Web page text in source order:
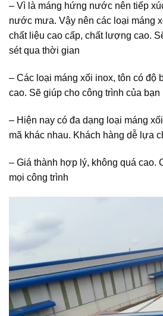
– Vì là máng hứng nước nên tiếp
nước mưa. Vậy nên các loại máng
chất liệu cao cấp, chất lượng cao.
sét qua thời gian
– Các loại máng xối inox, tôn có độ
cao. Sẽ giúp cho công trình của
– Hiện nay có đa dạng loại máng
mã khác nhau. Khách hàng dễ lựa
– Giá thành hợp lý, không quá cao.
mọi công trình